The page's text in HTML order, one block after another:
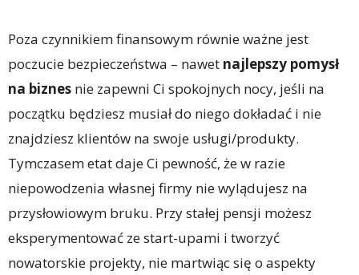
Poza czynnikiem finansowym równie ważne jest
poczucie bezpieczeństwa – nawet najlepszy pomysł
na biznes nie zapewni Ci spokojnych nocy, jeśli na
początku będziesz musiał do niego dokładać i nie
znajdziesz klientów na swoje usługi/produkty.
Tymczasem etat daje Ci pewność, że w razie
niepowodzenia własnej firmy nie wylądujesz na
przysłowiowym bruku. Przy stałej pensji możesz
eksperymentować ze start-upami i tworzyć
nowatorskie projekty, nie martwiąc się o aspekty